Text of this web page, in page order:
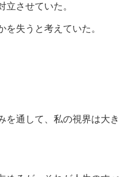
立させていた。
を失うと考えていた。
を通して、私の視界は大き